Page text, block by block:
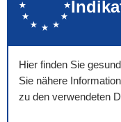
Hier finden Sie
Sie nähere
zu den verwendeten